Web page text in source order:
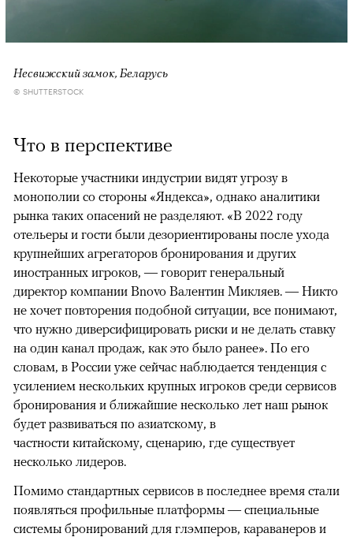
Несвижский замок, Беларусь
© SHUTTERSTOCK
Что в перспективе
Некоторые участники индустрии видят угрозу в
монополии со стороны «Яндекса», однако аналитики
рынка таких опасений не разделяют. «В 2022 году
отельеры и гости были дезориентированы после ухода
крупнейших агрегаторов бронирования и других
иностранных игроков, — говорит генеральный
директор компании Bnovo Валентин Микляев. — Никто
не хочет повторения подобной ситуации, все понимают,
что нужно диверсифицировать риски и не делать ставку
на один канал продаж, как это было ранее». По его
словам, в России уже сейчас наблюдается тенденция с
усилением нескольких крупных игроков среди сервисов
бронирования и ближайшие несколько лет наш рынок
будет развиваться по азиатскому, в
частности китайскому, сценарию, где существует
несколько лидеров.
Помимо стандартных сервисов в последнее время стали
появляться профильные платформы — специальные
системы бронирований для глэмперов, караванеров и